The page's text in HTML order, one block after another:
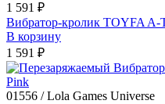
1 591 ₽
Вибратор-кролик TOYFA A-
В корзину
1 591 ₽
01556 / Lola Games Universe